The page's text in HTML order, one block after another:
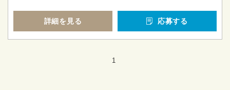
詳細を見る 応募する
1